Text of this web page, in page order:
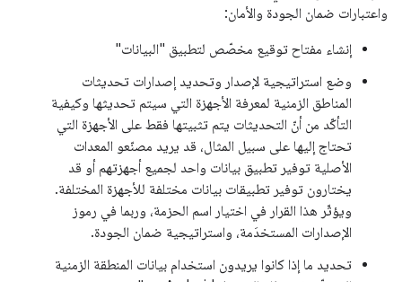
واعتبارات ضمان الجودة والأمان:
إنشاء مفتاح توقيع مخصّص لتطبيق "البيانات"
وضع استراتيجية لإصدار وتحديد إصدارات تحديثات
المناطق الزمنية لمعرفة الأجهزة التي سيتم تحديثها وكيفية
التأكّد من أنّ التحديثات يتم تثبيتها فقط على الأجهزة التي
تحتاج إليها على سبيل المثال، قد يريد مصنّعو المعدات
الأصلية توفير تطبيق بيانات واحد لجميع أجهزتهم أو قد
يختارون توفير تطبيقات بيانات مختلفة للأجهزة المختلفة.
ويؤثّر هذا القرار في اختيار اسم الحزمة، وربما في رموز
الإصدارات المستخدَمة، واستراتيجية ضمان الجودة.
تحديد ما إذا كانوا يريدون استخدام بيانات المنطقة الزمنية